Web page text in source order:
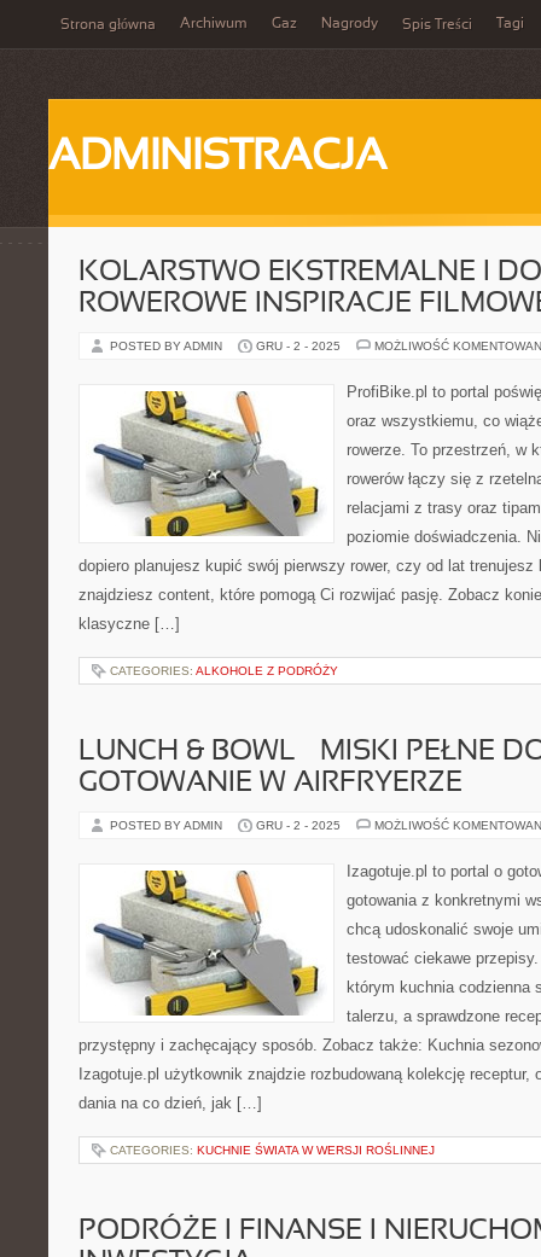
Strona główna Archiwum Gaz Nagrody Spis Treści Tagi
ADMINISTRACJA
KOLARSTWO EKSTREMALNE I
ROWEROWE INSPIRACJE
POSTED BY ADMIN GRU - 2 - 2025 MOŻLIWOŚĆ
ProfiBike.pl to portal
oraz wszystkiemu, co
rowerze. To przestrzeń, w
rowerów łączy się z
relacjami z trasy oraz
poziomie doświadczenia.
dopiero planujesz kupić swój pierwszy rower, czy od lat
znajdziesz content, które pomogą Ci rozwijać pasję. Zobacz
klasyczne […]
CATEGORIES: ALKOHOLE Z PODRÓŻY
LUNCH & BOWL – MISKI PEŁNE
GOTOWANIE W AIRFRYERZE
POSTED BY ADMIN GRU - 2 - 2025 MOŻLIWOŚĆ
Izagotuje.pl to portal o
gotowania z konkretnymi
chcą udoskonalić swoje
testować ciekawe
którym kuchnia codzienna
talerzu, a sprawdzone
przystępny i zachęcający sposób. Zobacz także: Kuchnia
Izagotuje.pl użytkownik znajdzie rozbudowaną kolekcję receptur,
dania na co dzień, jak […]
CATEGORIES: KUCHNIE ŚWIATA W WERSJI ROŚLINNEJ
PODRÓŻE I FINANSE I